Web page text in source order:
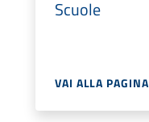
Scuole
VAI ALLA PAGINA